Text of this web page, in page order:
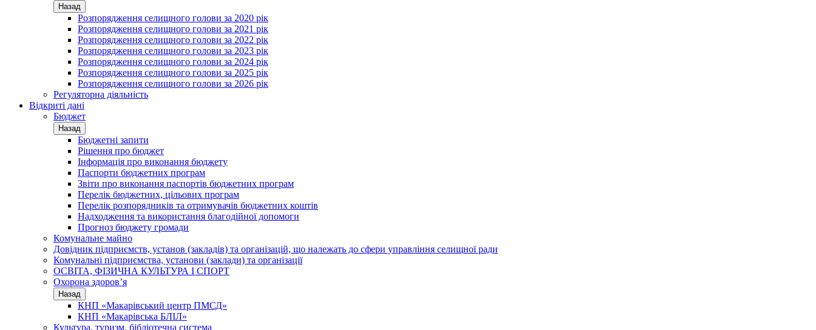
Назад
Розпорядження селищного голови за 2020 рік
Розпорядження селищного голови за 2021 рік
Розпорядження селищного голови за 2022 рік
Розпорядження селищного голови за 2023 рік
Розпорядження селищного голови за 2024 рік
Розпорядження селищного голови за 2025 рік
Розпорядження селищного голови за 2026 рік
Регуляторна діяльність
Відкриті дані
Бюджет
Назад
Бюджетні запити
Рішення про бюджет
Інформація про виконання бюджету
Паспорти бюджетних програм
Звіти про виконання паспортів бюджетних програм
Перелік бюджетних, цільових програм
Перелік розпорядників та отримувачів бюджетних коштів
Надходження та використання благодійної допомоги
Прогноз бюджету громади
Комунальне майно
Довідник підприємств, установ (закладів) та організацій, що належать до сфери управління селищної ради
Комунальні підприємства, установи (заклади) та організації
ОСВІТА, ФІЗИЧНА КУЛЬТУРА І СПОРТ
Охорона здоров’я
Назад
КНП «Макарівський центр ПМСД»
КНП «Макарівська БЛІЛ»
Культура, туризм, бібліотечна система